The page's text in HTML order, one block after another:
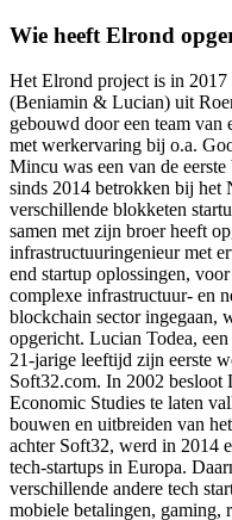
Wie heeft Elrond
Het Elrond project is in
(Beniamin & Lucian) uit
gebouwd door een team van
met werkervaring bij o.a.
Mincu was een van de
sinds 2014 betrokken bij het
verschillende blokketen
samen met zijn broer heeft
infrastructuuringenieur met
end startup oplossingen,
complexe infrastructuur- en
blockchain sector ingegaan,
opgericht. Lucian Todea,
21-jarige leeftijd zijn eerste
Soft32.com. In 2002
Economic Studies te laten
bouwen en uitbreiden van
achter Soft32, werd in 2014
tech-startups in Europa.
verschillende andere tech
mobiele betalingen, gaming,